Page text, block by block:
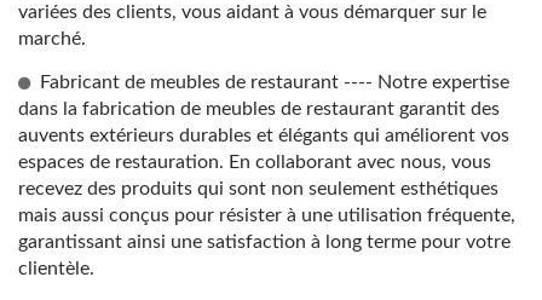
variées des clients, vous aidant à vous démarquer sur le
marché.
Fabricant de meubles de restaurant ---- Notre expertise
dans la fabrication de meubles de restaurant garantit des
auvents extérieurs durables et élégants qui améliorent vos
espaces de restauration. En collaborant avec nous, vous
recevez des produits qui sont non seulement esthétiques
mais aussi conçus pour résister à une utilisation fréquente,
garantissant ainsi une satisfaction à long terme pour votre
clientèle.